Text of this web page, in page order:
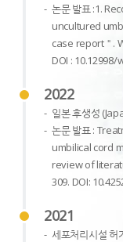
논문 발표 :1.
uncultured
case report＂.
DOI : 10.12998/
2022
일본 후생성
논문 발표 :
umbilical cord
review of
309. DOI:
2021
세포처리시설 허